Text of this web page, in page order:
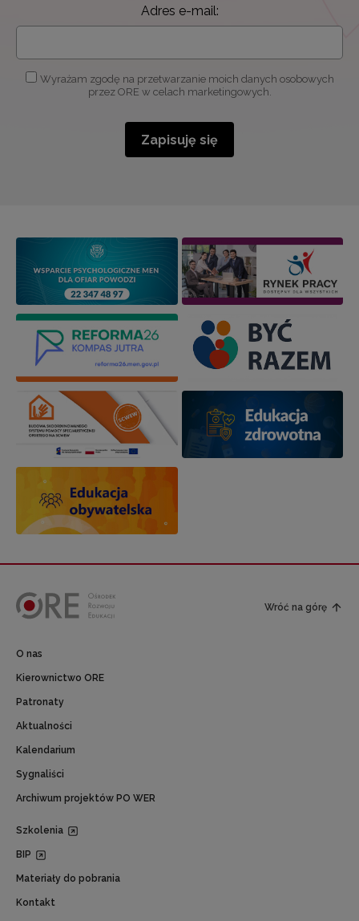
Adres e-mail:
Wyrażam zgodę na przetwarzanie moich danych osobowych
przez ORE w celach marketingowych.
Zapisuję się
Wróć na górę
O nas
Kierownictwo ORE
Patronaty
Aktualności
Kalendarium
Sygnaliści
Archiwum projektów PO WER
Szkolenia
BIP
Materiały do pobrania
Kontakt